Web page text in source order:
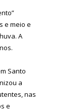
e meio e
A
Santo
a
nas
e